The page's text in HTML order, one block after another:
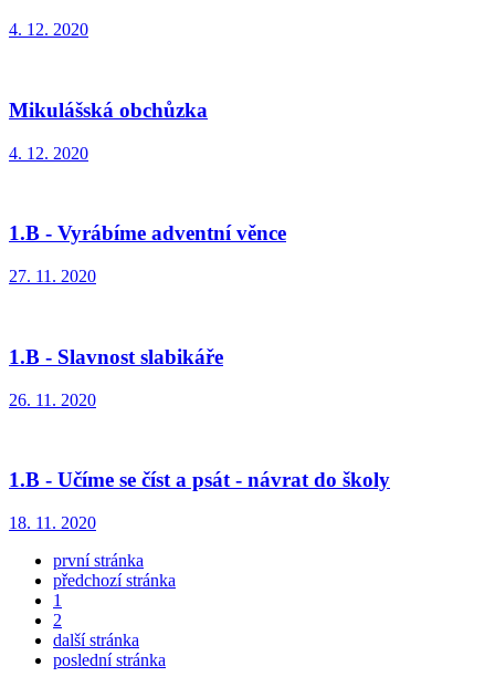
4. 12. 2020
Mikulášská obchůzka
4. 12. 2020
1.B - Vyrábíme adventní věnce
27. 11. 2020
1.B - Slavnost slabikáře
26. 11. 2020
1.B - Učíme se číst a psát - návrat do školy
18. 11. 2020
první stránka
předchozí stránka
1
2
další stránka
poslední stránka